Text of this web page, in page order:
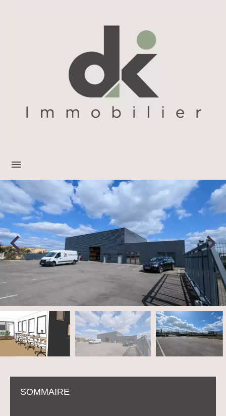
SOMMAIRE